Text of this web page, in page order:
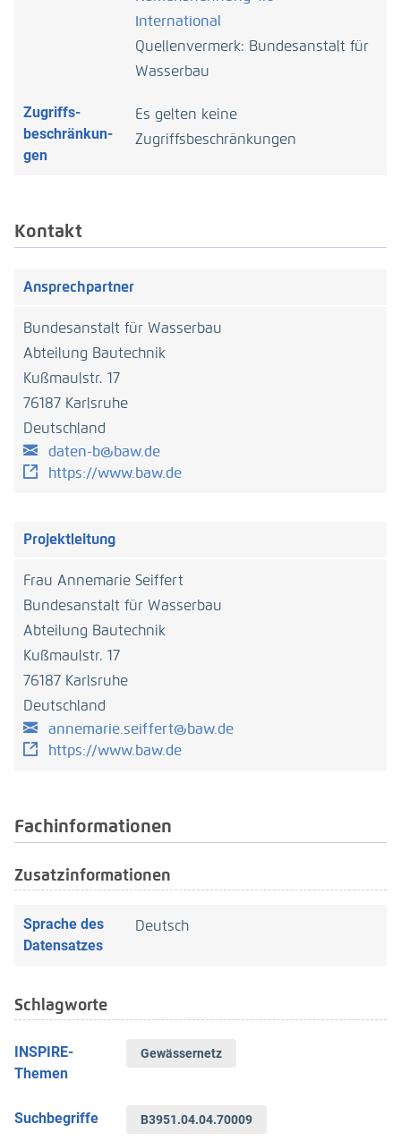
Überlappung der Einzelbilder von sechzig bis
Kammerabschnitte Nr. 3 und 12 mit einer
Länge von 12 Metern. Die Wandabschnitte
wurden in einem Abstand von etwa einem
halben Meter in horizontalen Reihen
unterschiedlicher Tiefe abgefahren, um
International
Quellenvermerk: Bundesanstalt für
Wasserbau
Zugriffs­
beschränkun­
gen
Es gelten keine
Zugriffsbeschränkungen
Kontakt
Ansprechpartner
Bundesanstalt für Wasserbau
Abteilung Bautechnik
Kußmaulstr. 17
76187 Karlsruhe
Deutschland
daten-b@baw.de
https://www.baw.de
Projektleitung
Frau Annemarie Seiffert
Bundesanstalt für Wasserbau
Abteilung Bautechnik
Kußmaulstr. 17
76187 Karlsruhe
Deutschland
annemarie.seiffert@baw.de
https://www.baw.de
Fach­informationen
Zusatzinformationen
Sprache des
Daten­satzes
Deutsch
Schlag­worte
INSPIRE-
Themen
Gewässernetz
Suchbegriffe B3951.04.04.70009